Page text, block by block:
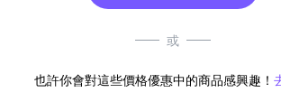
或
也許你會對這些價格優惠中的商品感興趣！